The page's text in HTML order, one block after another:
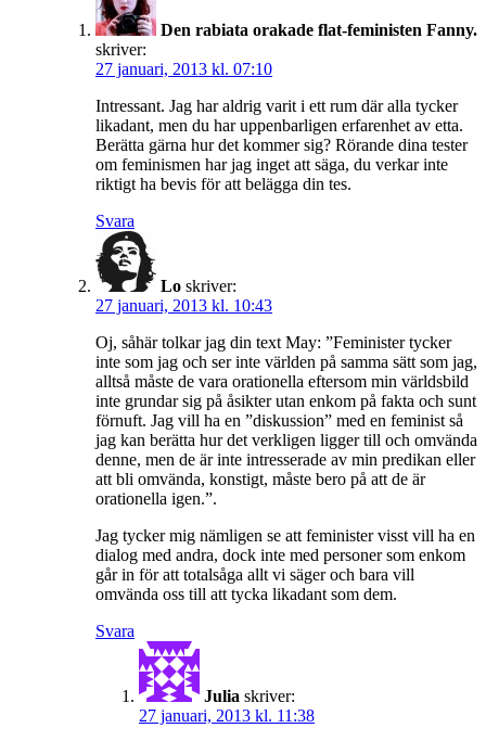
Den rabiata orakade flat-feministen Fanny.
skriver:
27 januari, 2013 kl. 07:10
Intressant. Jag har aldrig varit i ett rum där alla tycker
likadant, men du har uppenbarligen erfarenhet av etta.
Berätta gärna hur det kommer sig? Rörande dina tester
om feminismen har jag inget att säga, du verkar inte
riktigt ha bevis för att belägga din tes.
Svara
Lo skriver:
27 januari, 2013 kl. 10:43
Oj, såhär tolkar jag din text May: ”Feminister tycker
inte som jag och ser inte världen på samma sätt som jag,
alltså måste de vara orationella eftersom min världsbild
inte grundar sig på åsikter utan enkom på fakta och sunt
förnuft. Jag vill ha en ”diskussion” med en feminist så
jag kan berätta hur det verkligen ligger till och omvända
denne, men de är inte intresserade av min predikan eller
att bli omvända, konstigt, måste bero på att de är
orationella igen.”.
Jag tycker mig nämligen se att feminister visst vill ha en
dialog med andra, dock inte med personer som enkom
går in för att totalsåga allt vi säger och bara vill
omvända oss till att tycka likadant som dem.
Svara
Julia skriver:
27 januari, 2013 kl. 11:38